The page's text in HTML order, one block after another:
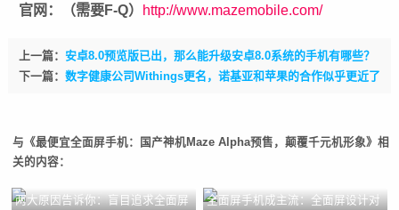
官网：（需要F-Q） http://www.mazemobile.com/
上一篇： 安卓8.0预览版已出，那么能升级安卓8.0系统的手机有哪些？
下一篇： 数字健康公司Withings更名，诺基亚和苹果的合作似乎更近了
与《最便宜全面屏手机：国产神机Maze Alpha预售，颠覆千元机形象》相
关的内容：
两大原因告诉你：盲目追求全面屏
全面屏手机成主流：全面屏设计对